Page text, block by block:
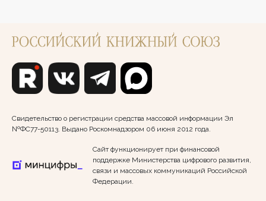
Свидетельство о регистрации средства массовой информации Эл
№ФС77-50113. Выдано Роскомнадзором 06 июня 2012 года.
Сайт функционирует при финансовой
поддержке Министерства цифрового развития,
связи и массовых коммуникаций Российской
Федерации.